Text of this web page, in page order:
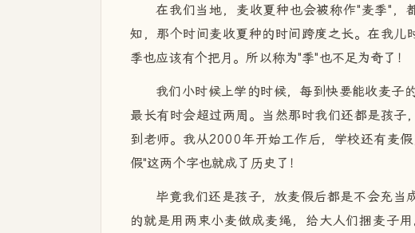
在我们当地，麦收夏种也会被称作"麦季"，
知，那个时间麦收夏种的时间跨度之长。在我
季也应该有个把月。所以称为"季"也不足为奇了！
我们小时候上学的时候，每到快要能收麦子
最长有时会超过两周。当然那时我们还都是孩
到老师。我从2000年开始工作后，学校还有麦
假"这两个字也就成了历史了！
毕竟我们还是孩子，放麦假后都是不会充当
的就是用两束小麦做成麦绳，给大人们捆麦子